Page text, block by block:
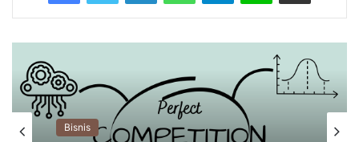
Bisnis